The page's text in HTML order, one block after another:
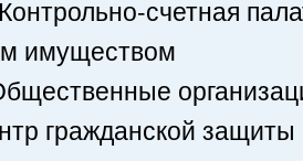
счетная
имуществом
гражданской защиты